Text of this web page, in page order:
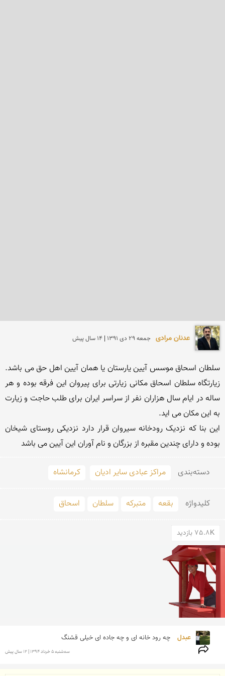
عدنان مرادی جمعه 29 دی 1391 | 14 سال پیش
بوده و دارای چندین مقبره از بزرگان و نام آوران این آیین می باشد
دسته‌بندی مراکز عبادی سایر ادیان کرمانشاه
کلید‌واژه بقعه متبرکه سلطان اسحاق
75.8K بازدید
عبدل چه رود خانه ای و چه جاده ای خیلی قشنگ
سه‌شنبه 5 خرداد 1394 | 12 سال پیش